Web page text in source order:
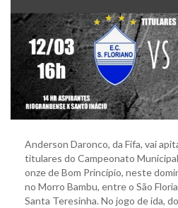
Anderson Daronco, da Fifa, vai
titulares do Campeonato
onze de Bom Princípio, neste
no Morro Bambu, entre o São
Santa Teresinha. No jogo de ida,